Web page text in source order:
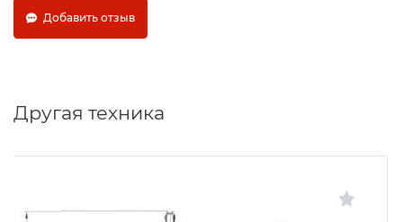
Добавить отзыв
Другая техника